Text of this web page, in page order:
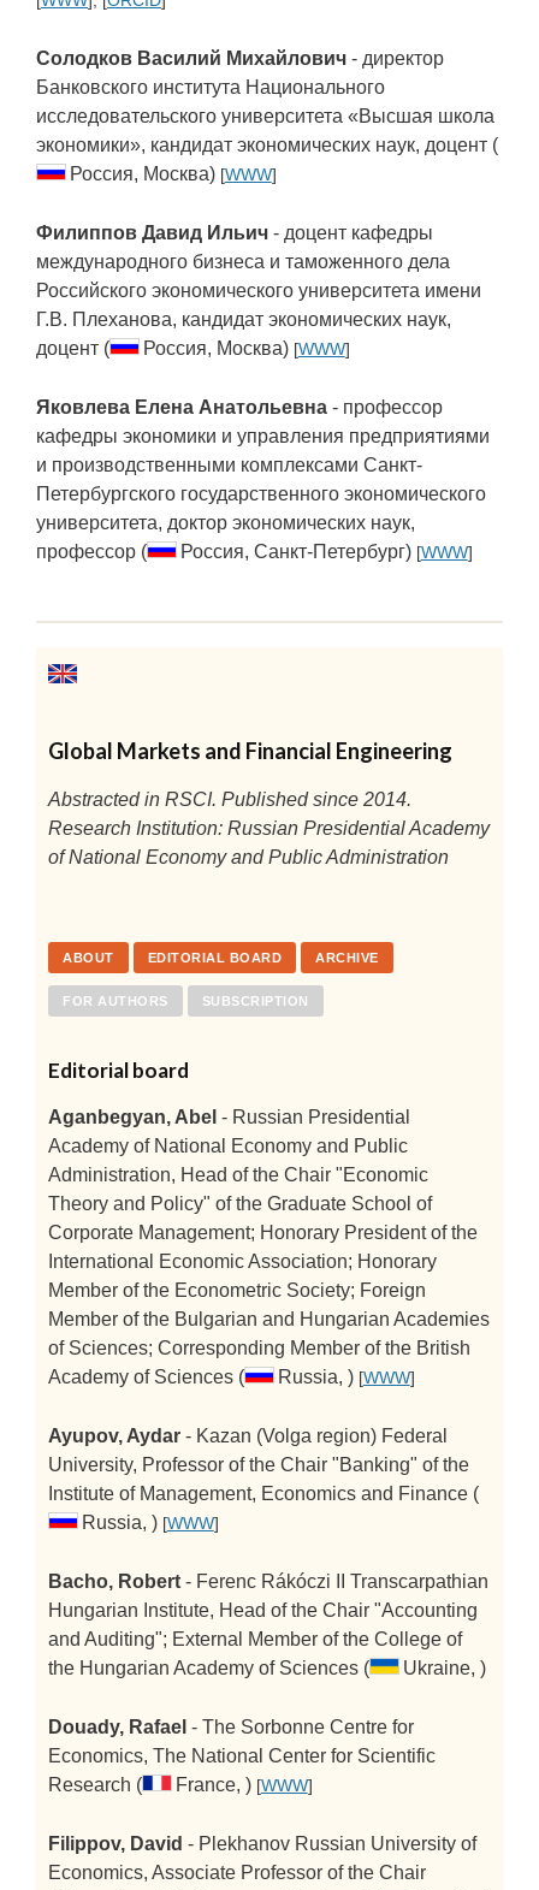
Солодков Василий Михайлович - директор
Банковского института Национального
исследовательского университета «Высшая школа
экономики», кандидат экономических наук, доцент (
Россия, Москва)[WWW]
Филиппов Давид Ильич - доцент кафедры
международного бизнеса и таможенного дела
Российского экономического университета имени
Г.В. Плеханова, кандидат экономических наук,
доцент (
Россия, Москва)[WWW]
Яковлева Елена Анатольевна - профессор
кафедры экономики и управления предприятиями
и производственными комплексами Санкт-
Петербургского государственного экономического
университета, доктор экономических наук,
профессор (
Россия, Санкт-Петербург)[WWW]
Global Markets and Financial Engineering
Abstracted in RSCI. Published since 2014.
Research Institution: Russian Presidential Academy
of National Economy and Public Administration
ABOUT EDITORIAL BOARD ARCHIVE
FOR AUTHORS SUBSCRIPTION
Editorial board
Aganbegyan, Abel - Russian Presidential
Academy of National Economy and Public
Administration, Head of the Chair "Economic
Theory and Policy" of the Graduate School of
Corporate Management; Honorary President of the
International Economic Association; Honorary
Member of the Econometric Society; Foreign
Member of the Bulgarian and Hungarian Academies
of Sciences; Corresponding Member of the British
Academy of Sciences (
Russia, )[WWW]
Ayupov, Aydar - Kazan (Volga region) Federal
University, Professor of the Chair "Banking" of the
Institute of Management, Economics and Finance (
Russia, )[WWW]
Bacho, Robert - Ferenc Rákóczi II Transcarpathian
Hungarian Institute, Head of the Chair "Accounting
and Auditing"; External Member of the College of
the Hungarian Academy of Sciences (
Ukraine, )
Douady, Rafael - The Sorbonne Centre for
Economics, The National Center for Scientific
Research (
France, )[WWW]
Filippov, David - Plekhanov Russian University of
Economics, Associate Professor of the Chair